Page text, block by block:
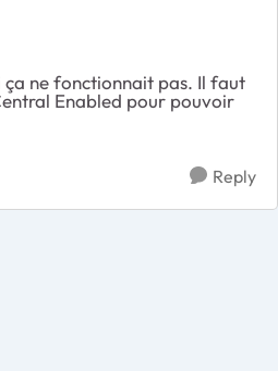
ça ne fonctionnait pas. Il faut
Enabled pour pouvoir
Reply